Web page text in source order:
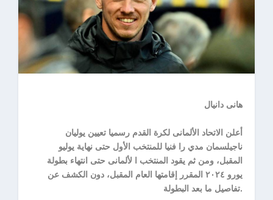
هانى دانيال
أعلن الاتحاد الألمانى لكرة القدم رسميا تعيين يوليان
ناجيلسمان مدي را فنيا للمنتخب الأول حتى نهاية يوليو
المقبل، ومن ثم يقود المنتخب ا لألمانى حتى انتهاء بطولة
يورو ٢٠٢٤ المقرر إقامتها العام المقبل، دون الكشف عن
تفاصيل ما بعد البطولة.